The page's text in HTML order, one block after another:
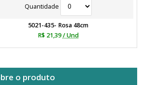
Quantidade
5021-435- Rosa 48cm
R$ 21,39 / Und
o produto